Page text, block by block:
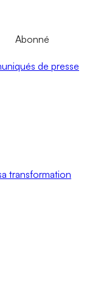
Abonné
de presse
transformation